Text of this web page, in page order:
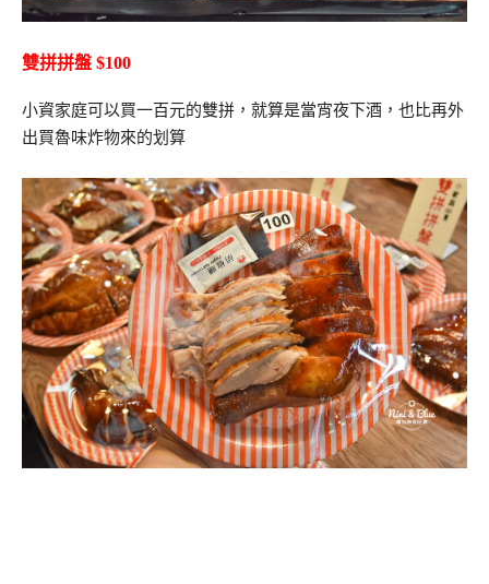
雙拼拼盤 $100
小資家庭可以買一百元的雙拼，就算是當宵夜下酒，也比再外
出買魯味炸物來的划算